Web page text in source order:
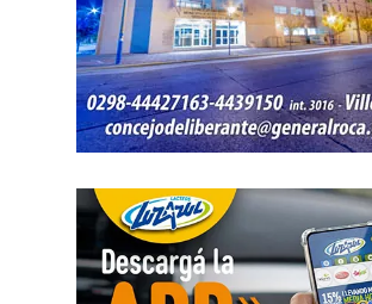
«Estamos viviendo una brutal disputa
Mientras la reforma laboral ataca una de
fundacionales como la jornada de 8
banco de horas flexible, que borra los
personal y lo laboral, debemos recurrir a
para poder sostener la vida», dijo
asimétrica sobre las mujeres, provoca
cuidados y desorganiza los hogares».
Al abordar la persecución política a